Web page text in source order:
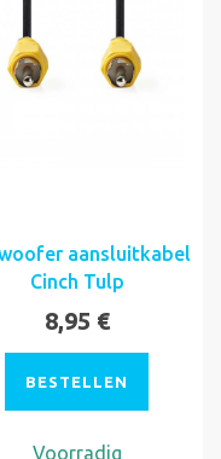
aansluitkabel
Cinch Tulp
8,95 €
BESTELLEN
Voorradig